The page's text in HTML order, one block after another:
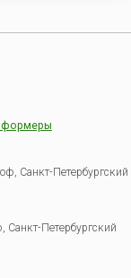
Санкт-Петербургский
Санкт-Петербургский